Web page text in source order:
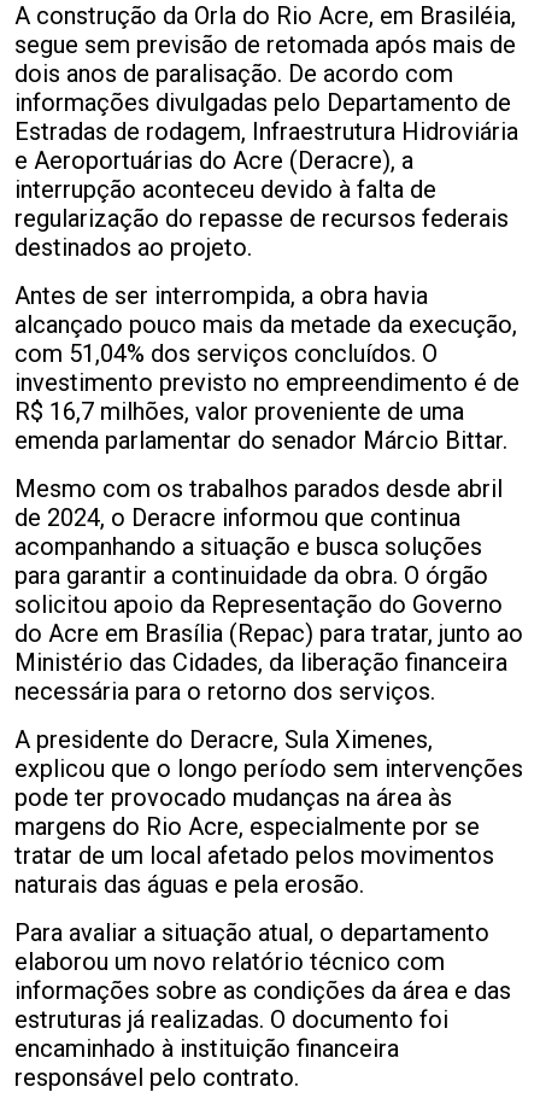
A construção da Orla do Rio Acre, em Brasiléia,
segue sem previsão de retomada após mais de
dois anos de paralisação. De acordo com
informações divulgadas pelo Departamento de
Estradas de rodagem, Infraestrutura Hidroviária
e Aeroportuárias do Acre (Deracre), a
interrupção aconteceu devido à falta de
regularização do repasse de recursos federais
destinados ao projeto.
Antes de ser interrompida, a obra havia
alcançado pouco mais da metade da execução,
com 51,04% dos serviços concluídos. O
investimento previsto no empreendimento é de
R$ 16,7 milhões, valor proveniente de uma
emenda parlamentar do senador Márcio Bittar.
Mesmo com os trabalhos parados desde abril
de 2024, o Deracre informou que continua
acompanhando a situação e busca soluções
para garantir a continuidade da obra. O órgão
solicitou apoio da Representação do Governo
do Acre em Brasília (Repac) para tratar, junto ao
Ministério das Cidades, da liberação financeira
necessária para o retorno dos serviços.
A presidente do Deracre, Sula Ximenes,
explicou que o longo período sem intervenções
pode ter provocado mudanças na área às
margens do Rio Acre, especialmente por se
tratar de um local afetado pelos movimentos
naturais das águas e pela erosão.
Para avaliar a situação atual, o departamento
elaborou um novo relatório técnico com
informações sobre as condições da área e das
estruturas já realizadas. O documento foi
encaminhado à instituição financeira
responsável pelo contrato.